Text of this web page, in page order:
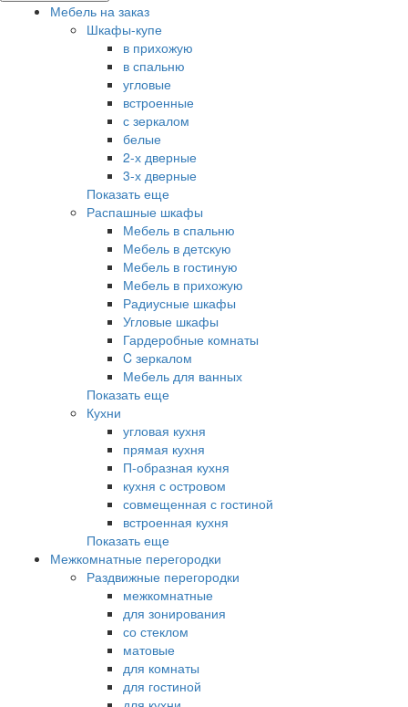
Мебель на заказ
Шкафы-купе
в прихожую
в спальню
угловые
встроенные
с зеркалом
белые
2-х дверные
3-х дверные
Показать еще
Распашные шкафы
Мебель в спальню
Мебель в детскую
Мебель в гостиную
Мебель в прихожую
Радиусные шкафы
Угловые шкафы
Гардеробные комнаты
C зеркалом
Мебель для ванных
Показать еще
Кухни
угловая кухня
прямая кухня
П-образная кухня
кухня с островом
совмещенная с гостиной
встроенная кухня
Показать еще
Межкомнатные перегородки
Раздвижные перегородки
межкомнатные
для зонирования
со стеклом
матовые
для комнаты
для гостиной